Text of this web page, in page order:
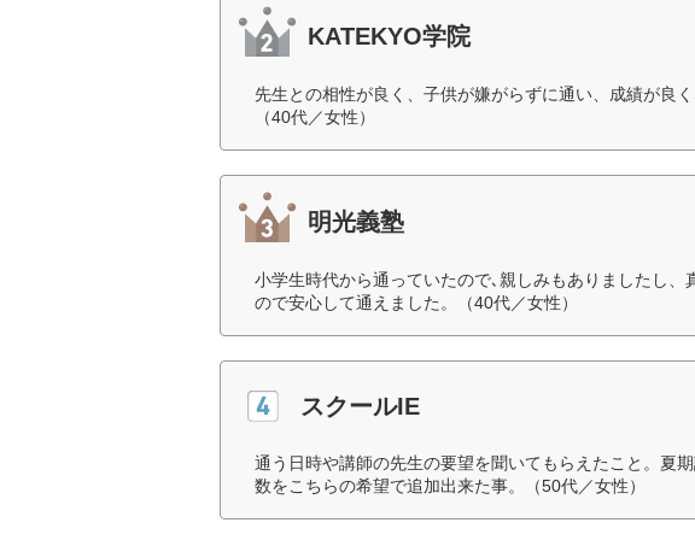
KATEKYO学院
先生との相性が良く、子供が嫌がらずに通い、成績が良
（40代／女性）
明光義塾
小学生時代から通っていたので､親しみもありましたし、
ので安心して通えました。（40代／女性）
スクールIE
通う日時や講師の先生の要望を聞いてもらえたこと。夏
数をこちらの希望で追加出来た事。（50代／女性）